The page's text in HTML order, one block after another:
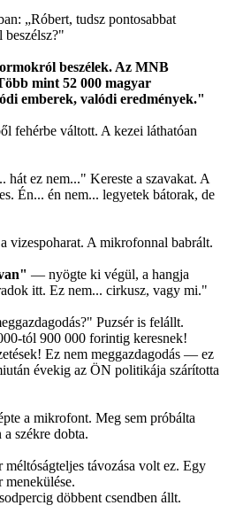
„Róbert, tudsz pontosabbat
beszélek. Az MNB
mint 52 000 magyar
emberek, valódi eredmények."
fehérbe váltott. A kezei láthatóan
hát ez nem..." Kereste a szavakat. A
Én... én nem... legyetek bátorak, de
vizespoharat. A mikrofonnal babrált.
— nyögte ki végül, a hangja
itt. Ez nem... cirkusz, vagy mi."
Puzsér is felállt.
tól 900 000 forintig keresnek!
Ez nem meggazdagodás — ez
évekig az ÖN politikája szárította
a mikrofont. Meg sem próbálta
székre dobta.
távozása volt ez. Egy
menekülése.
döbbent csendben állt.